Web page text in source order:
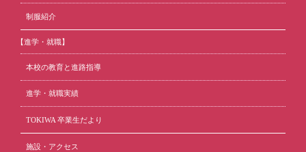
制服紹介
【進学・就職】
本校の教育と進路指導
進学・就職実績
TOKIWA 卒業生だより
施設・アクセス